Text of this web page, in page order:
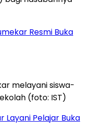
Resmi Buka
Layani Pelajar Buka